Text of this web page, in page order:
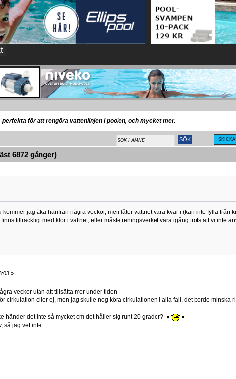
perfekta för att rengöra vattenlinjen i poolen, och mycket mer.
6872 gånger)
jag åka härifrån några veckor, men låter vattnet vara kvar i (kan inte fylla från
tillräckligt med klor i vattnet, eller måste reningsverket vara igång trots att vi inte
»
veckor utan att tillsätta mer under tiden.
cirkulation eller ej, men jag skulle nog köra cirkulationen i alla fall, det borde minska
händer det inte så mycket om det håller sig runt 20 grader?
så jag vet inte.